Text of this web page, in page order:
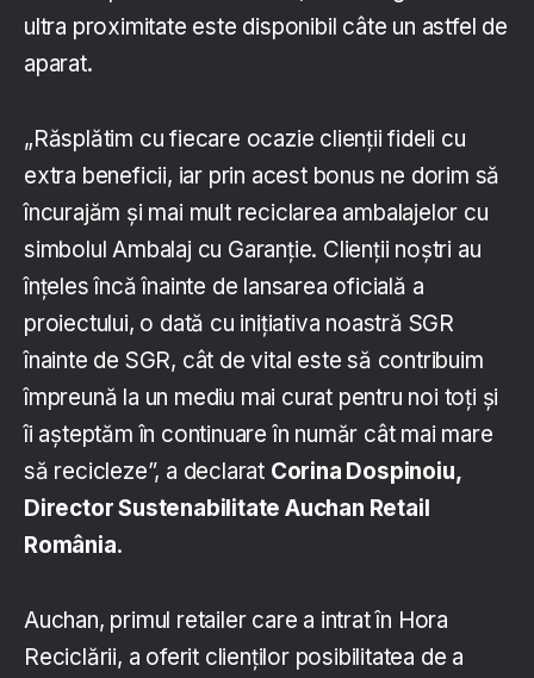
ultra proximitate este disponibil câte un astfel de
aparat.
„Răsplătim cu fiecare ocazie clienții fideli cu
extra beneficii, iar prin acest bonus ne dorim să
încurajăm și mai mult reciclarea ambalajelor cu
simbolul Ambalaj cu Garanție. Clienții noștri au
înțeles încă înainte de lansarea oficială a
proiectului, o dată cu inițiativa noastră SGR
înainte de SGR, cât de vital este să contribuim
împreună la un mediu mai curat pentru noi toți și
îi așteptăm în continuare în număr cât mai mare
să recicleze”, a declarat Corina Dospinoiu,
Director Sustenabilitate Auchan Retail
România.
Auchan, primul retailer care a intrat în Hora
Reciclării, a oferit clienților posibilitatea de a